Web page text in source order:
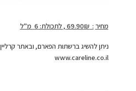
מחיר :
69.90₪ , לתכולת: 6 מ”ל
ניתן להשיג ברשתות הפארם, ובאתר קרליין
www.careline.co.il